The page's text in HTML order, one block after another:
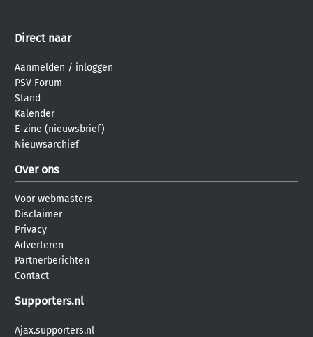
Direct naar
Aanmelden / inloggen
PSV Forum
Stand
Kalender
E-zine (nieuwsbrief)
Nieuwsarchief
Over ons
Voor webmasters
Disclaimer
Privacy
Adverteren
Partnerberichten
Contact
Supporters.nl
Ajax.supporters.nl